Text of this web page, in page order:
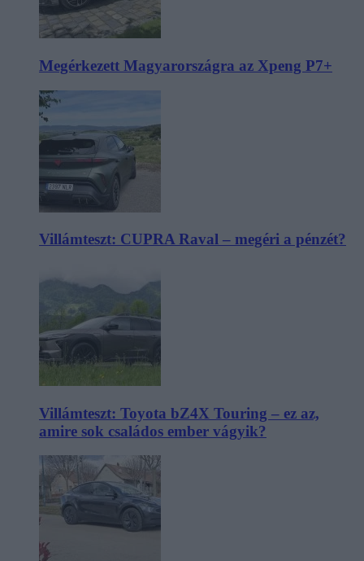
Megérkezett Magyarországra az Xpeng P7+
Villámteszt: CUPRA Raval – megéri a pénzét?
Villámteszt: Toyota bZ4X Touring – ez az,
amire sok családos ember vágyik?